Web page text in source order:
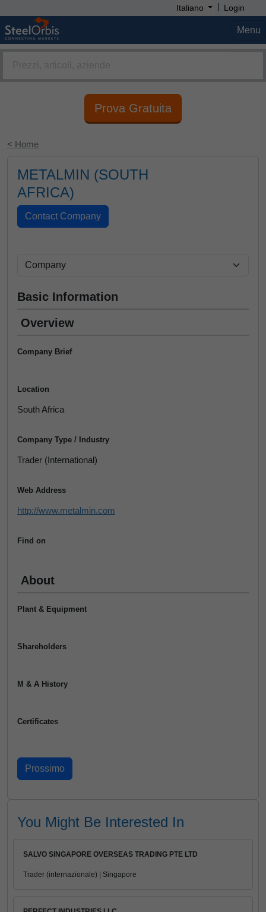
Italiano | Login
Menu
Prova Gratuita
< Home
METALMIN (SOUTH
AFRICA)
Basic Information
Overview
Company Brief
Location
South Africa
Company Type / Industry
Trader (International)
Web Address
http://www.metalmin.com
Find on
About
Plant & Equipment
Shareholders
M & A History
Certificates
You Might Be Interested In
SALVO SINGAPORE OVERSEAS TRADING PTE LTD
Trader (internazionale) | Singapore